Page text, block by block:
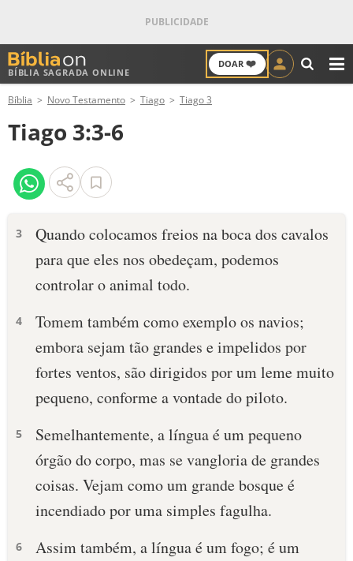
BÍBLIA SAGRADA ONLINE
DOAR ❤️
ANTIGO TESTAMENTO
NOVO TESTAMENTO
VERSÍCULOS
PALAVRA DO DIA
DEVOCIONAL DIÁRIO
10 MANDAMENTOS
ESBOÇOS DE PREGAÇÃO
TEMAS
PERGUNTE À BÍBLIA IA
Bíblia Novo Testamento Tiago Tiago 3
Tiago 3:3-6
3
Quando colocamos freios na boca dos cavalos
para que eles nos obedeçam, podemos
controlar o animal todo.
4
Tomem também como exemplo os navios;
embora sejam tão grandes e impelidos por
fortes ventos, são dirigidos por um leme muito
pequeno, conforme a vontade do piloto.
5
Semelhantemente, a língua é um pequeno
órgão do corpo, mas se vangloria de grandes
coisas. Vejam como um grande bosque é
incendiado por uma simples fagulha.
6
Assim também, a língua é um fogo; é um